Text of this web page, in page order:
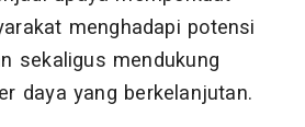
menghadapi potensi
sekaligus mendukung
daya yang berkelanjutan.